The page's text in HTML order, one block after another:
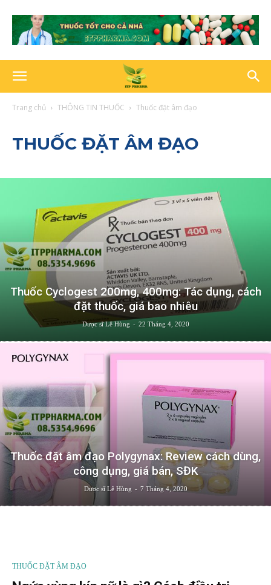
Trang chủ THÔNG TIN THUỐC Thuốc đặt âm đạo
THUỐC ĐẶT ÂM ĐẠO
Thuốc Cyclogest 200mg, 400mg: Tác dụng, cách
đặt thuốc, giá bao nhiêu
Dược sĩ Lê Hùng - 22 Tháng 4, 2020
Thuốc đặt âm đạo Polygynax: Review cách dùng,
công dụng, giá bán, SĐK
Dược sĩ Lê Hùng - 7 Tháng 4, 2020
THUỐC ĐẶT ÂM ĐẠO